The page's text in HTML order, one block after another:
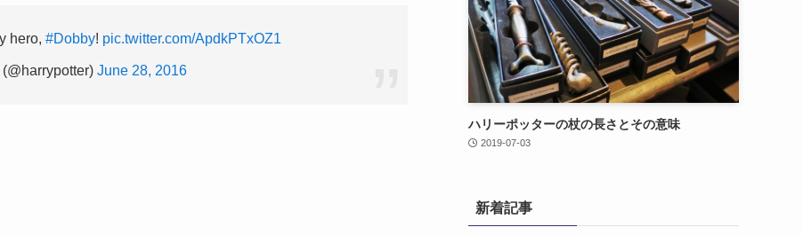
hero, #Dobby! pic.twitter.com/ApdkPTxOZ1
June 28, 2016
ハリーポッターの杖の長さとその意味
2019-07-03
新着記事